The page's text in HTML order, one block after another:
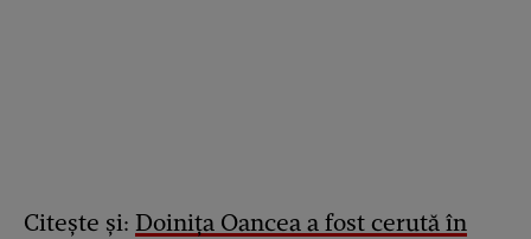
Citește și: Doinița Oancea a fost cerută în